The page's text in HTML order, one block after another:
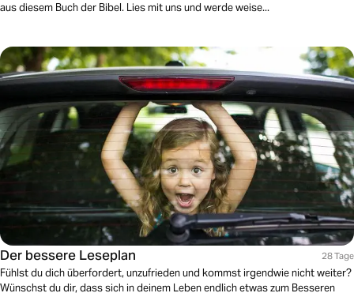
aus diesem Buch der Bibel. Lies mit uns und werde weise...
Der bessere Leseplan 28 Tage
Fühlst du dich überfordert, unzufrieden und kommst irgendwie nicht weiter?
Wünschst du dir, dass sich in deinem Leben endlich etwas zum Besseren